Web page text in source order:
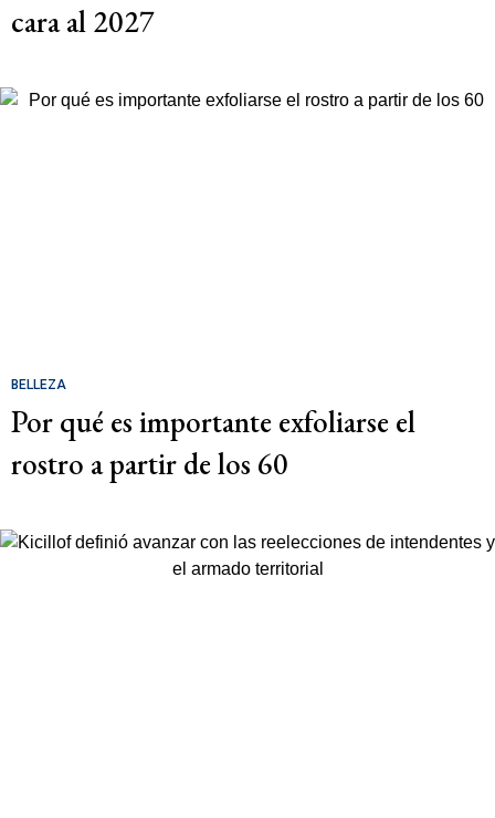
cara al 2027
BELLEZA
Por qué es importante exfoliarse el
rostro a partir de los 60